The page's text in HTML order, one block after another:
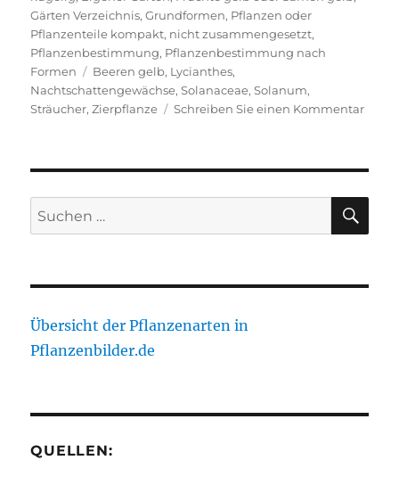
Gärten Verzeichnis,Grundformen, Pflanzen oder
Pflanzenteile kompakt, nicht zusammengesetzt,
Pflanzenbestimmung, Pflanzenbestimmung nach
Formen
Schlagwörter
Beeren gelb, Lycianthes,
Nachtschattengewächse,Solanaceae,Solanum,
Sträucher,Zierpflanze Schreiben Sie einen Kommentarzu
Suche
nach:
Übersicht der Pflanzenarten in
Pflanzenbilder.de
QUELLEN: